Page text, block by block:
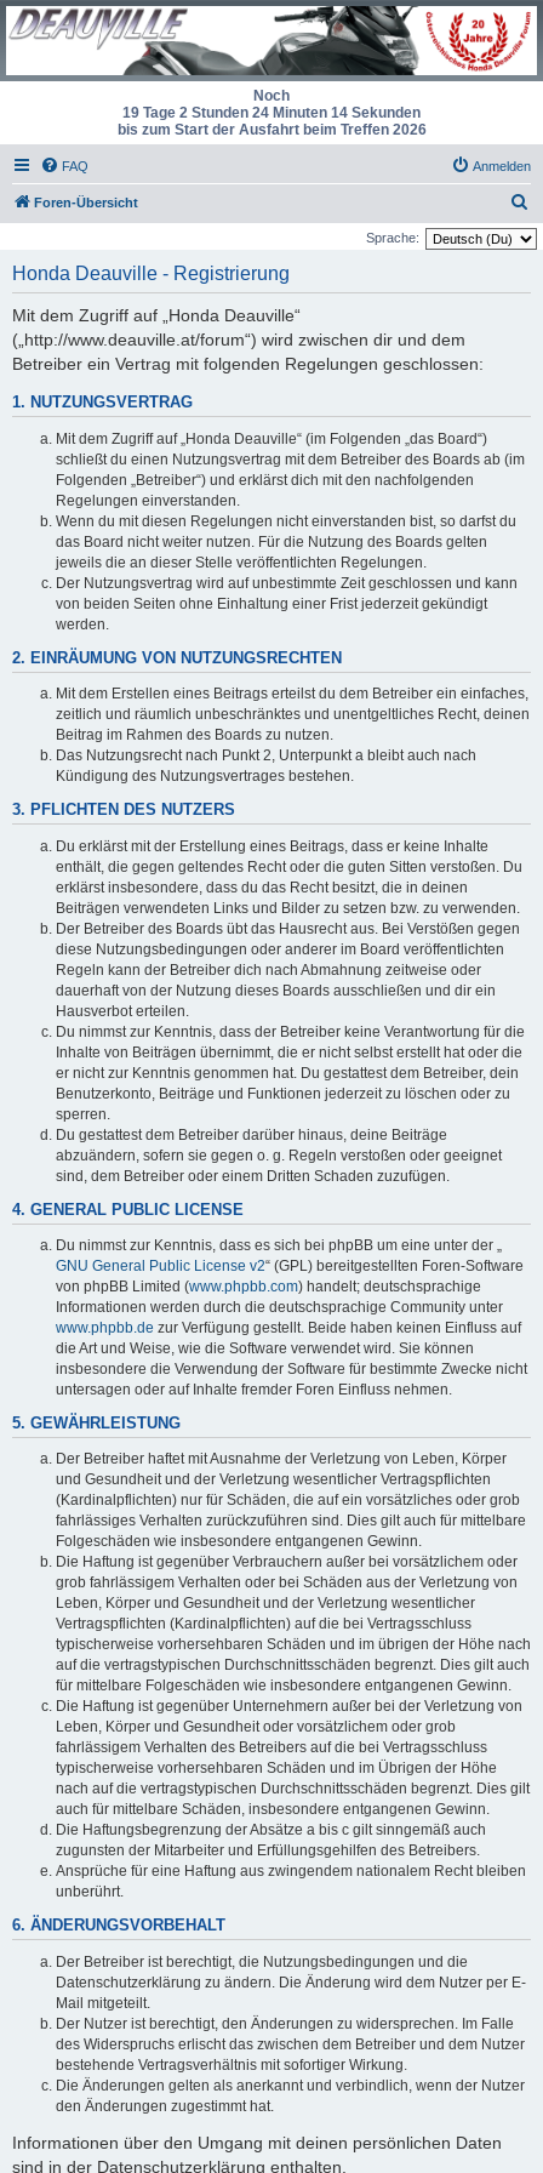
Noch
19 Tage 2 Stunden 24 Minuten 14 Sekunden
bis zum Start der Ausfahrt beim Treffen 2026
FAQ Anmelden
Foren-Übersicht
u
Sprache:
Honda Deauville - Registrierung
Mit dem Zugriff auf „Honda Deauville“
(„http://www.deauville.at/forum“) wird zwischen dir und dem
Betreiber ein Vertrag mit folgenden Regelungen geschlossen:
1. NUTZUNGSVERTRAG
Mit dem Zugriff auf „Honda Deauville“ (im Folgenden „das Board“)
schließt du einen Nutzungsvertrag mit dem Betreiber des Boards ab (im
Folgenden „Betreiber“) und erklärst dich mit den nachfolgenden
Regelungen einverstanden.
Wenn du mit diesen Regelungen nicht einverstanden bist, so darfst du
das Board nicht weiter nutzen. Für die Nutzung des Boards gelten
jeweils die an dieser Stelle veröffentlichten Regelungen.
Der Nutzungsvertrag wird auf unbestimmte Zeit geschlossen und kann
von beiden Seiten ohne Einhaltung einer Frist jederzeit gekündigt
werden.
2. EINRÄUMUNG VON NUTZUNGSRECHTEN
Mit dem Erstellen eines Beitrags erteilst du dem Betreiber ein einfaches,
zeitlich und räumlich unbeschränktes und unentgeltliches Recht, deinen
Beitrag im Rahmen des Boards zu nutzen.
Das Nutzungsrecht nach Punkt 2, Unterpunkt a bleibt auch nach
Kündigung des Nutzungsvertrages bestehen.
3. PFLICHTEN DES NUTZERS
Du erklärst mit der Erstellung eines Beitrags, dass er keine Inhalte
enthält, die gegen geltendes Recht oder die guten Sitten verstoßen. Du
erklärst insbesondere, dass du das Recht besitzt, die in deinen
Beiträgen verwendeten Links und Bilder zu setzen bzw. zu verwenden.
Der Betreiber des Boards übt das Hausrecht aus. Bei Verstößen gegen
diese Nutzungsbedingungen oder anderer im Board veröffentlichten
Regeln kann der Betreiber dich nach Abmahnung zeitweise oder
dauerhaft von der Nutzung dieses Boards ausschließen und dir ein
Hausverbot erteilen.
Du nimmst zur Kenntnis, dass der Betreiber keine Verantwortung für die
Inhalte von Beiträgen übernimmt, die er nicht selbst erstellt hat oder die
er nicht zur Kenntnis genommen hat. Du gestattest dem Betreiber, dein
Benutzerkonto, Beiträge und Funktionen jederzeit zu löschen oder zu
sperren.
Du gestattest dem Betreiber darüber hinaus, deine Beiträge
abzuändern, sofern sie gegen o. g. Regeln verstoßen oder geeignet
sind, dem Betreiber oder einem Dritten Schaden zuzufügen.
4. GENERAL PUBLIC LICENSE
Du nimmst zur Kenntnis, dass es sich bei phpBB um eine unter der „
GNU General Public License v2“ (GPL) bereitgestellten Foren-Software
von phpBB Limited (www.phpbb.com) handelt; deutschsprachige
Informationen werden durch die deutschsprachige Community unter
www.phpbb.de zur Verfügung gestellt. Beide haben keinen Einfluss auf
die Art und Weise, wie die Software verwendet wird. Sie können
insbesondere die Verwendung der Software für bestimmte Zwecke nicht
untersagen oder auf Inhalte fremder Foren Einfluss nehmen.
5. GEWÄHRLEISTUNG
Der Betreiber haftet mit Ausnahme der Verletzung von Leben, Körper
und Gesundheit und der Verletzung wesentlicher Vertragspflichten
(Kardinalpflichten) nur für Schäden, die auf ein vorsätzliches oder grob
fahrlässiges Verhalten zurückzuführen sind. Dies gilt auch für mittelbare
Folgeschäden wie insbesondere entgangenen Gewinn.
Die Haftung ist gegenüber Verbrauchern außer bei vorsätzlichem oder
grob fahrlässigem Verhalten oder bei Schäden aus der Verletzung von
Leben, Körper und Gesundheit und der Verletzung wesentlicher
Vertragspflichten (Kardinalpflichten) auf die bei Vertragsschluss
typischerweise vorhersehbaren Schäden und im übrigen der Höhe nach
auf die vertragstypischen Durchschnittsschäden begrenzt. Dies gilt auch
für mittelbare Folgeschäden wie insbesondere entgangenen Gewinn.
Die Haftung ist gegenüber Unternehmern außer bei der Verletzung von
Leben, Körper und Gesundheit oder vorsätzlichem oder grob
fahrlässigem Verhalten des Betreibers auf die bei Vertragsschluss
typischerweise vorhersehbaren Schäden und im Übrigen der Höhe
nach auf die vertragstypischen Durchschnittsschäden begrenzt. Dies gilt
auch für mittelbare Schäden, insbesondere entgangenen Gewinn.
Die Haftungsbegrenzung der Absätze a bis c gilt sinngemäß auch
zugunsten der Mitarbeiter und Erfüllungsgehilfen des Betreibers.
Ansprüche für eine Haftung aus zwingendem nationalem Recht bleiben
unberührt.
6. ÄNDERUNGSVORBEHALT
Der Betreiber ist berechtigt, die Nutzungsbedingungen und die
Datenschutzerklärung zu ändern. Die Änderung wird dem Nutzer per E-
Mail mitgeteilt.
Der Nutzer ist berechtigt, den Änderungen zu widersprechen. Im Falle
des Widerspruchs erlischt das zwischen dem Betreiber und dem Nutzer
bestehende Vertragsverhältnis mit sofortiger Wirkung.
Die Änderungen gelten als anerkannt und verbindlich, wenn der Nutzer
den Änderungen zugestimmt hat.
Informationen über den Umgang mit deinen persönlichen Daten
sind in der Datenschutzerklärung enthalten.